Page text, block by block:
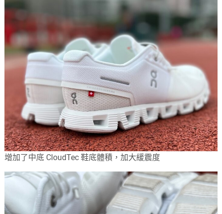
增加了中底 CloudTec 鞋底體積，加大緩震度